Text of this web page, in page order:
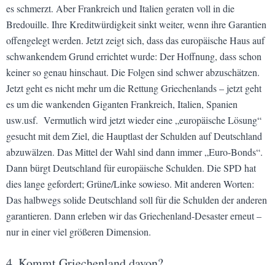
es schmerzt. Aber Frankreich und Italien geraten voll in die
Bredouille. Ihre Kreditwürdigkeit sinkt weiter, wenn ihre Garantien
offengelegt werden. Jetzt zeigt sich, dass das europäische Haus auf
schwankendem Grund errichtet wurde: Der Hoffnung, dass schon
keiner so genau hinschaut. Die Folgen sind schwer abzuschätzen.
Jetzt geht es nicht mehr um die Rettung Griechenlands – jetzt geht
es um die wankenden Giganten Frankreich, Italien, Spanien
usw.usf. Vermutlich wird jetzt wieder eine „europäische Lösung“
gesucht mit dem Ziel, die Hauptlast der Schulden auf Deutschland
abzuwälzen. Das Mittel der Wahl sind dann immer „Euro-Bonds“.
Dann bürgt Deutschland für europäische Schulden. Die SPD hat
dies lange gefordert; Grüne/Linke sowieso. Mit anderen Worten:
Das halbwegs solide Deutschland soll für die Schulden der anderen
garantieren. Dann erleben wir das Griechenland-Desaster erneut –
nur in einer viel größeren Dimension.